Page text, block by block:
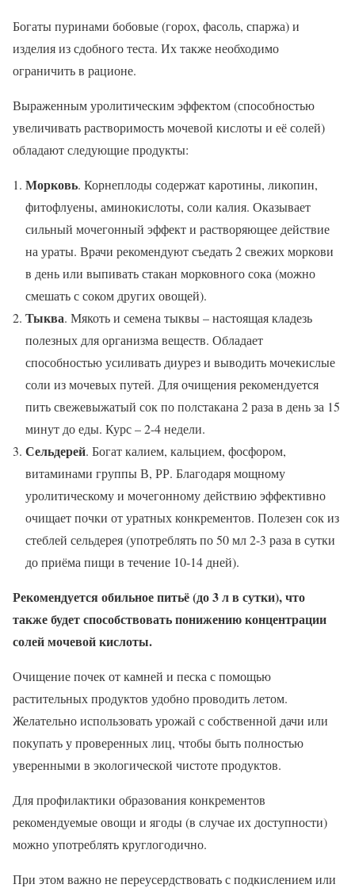
Богаты пуринами бобовые (горох, фасоль, спаржа) и
изделия из сдобного теста. Их также необходимо
ограничить в рационе.
Выраженным уролитическим эффектом (способностью
увеличивать растворимость мочевой кислоты и её солей)
обладают следующие продукты:
Морковь. Корнеплоды содержат каротины, ликопин,
фитофлуены, аминокислоты, соли калия. Оказывает
сильный мочегонный эффект и растворяющее действие
на ураты. Врачи рекомендуют съедать 2 свежих моркови
в день или выпивать стакан морковного сока (можно
смешать с соком других овощей).
Тыква. Мякоть и семена тыквы – настоящая кладезь
полезных для организма веществ. Обладает
способностью усиливать диурез и выводить мочекислые
соли из мочевых путей. Для очищения рекомендуется
пить свежевыжатый сок по полстакана 2 раза в день за 15
минут до еды. Курс – 2-4 недели.
Сельдерей. Богат калием, кальцием, фосфором,
витаминами группы В, РР. Благодаря мощному
уролитическому и мочегонному действию эффективно
очищает почки от уратных конкрементов. Полезен сок из
стеблей сельдерея (употреблять по 50 мл 2-3 раза в сутки
до приёма пищи в течение 10-14 дней).
Рекомендуется обильное питьё (до 3 л в сутки), что
также будет способствовать понижению концентрации
солей мочевой кислоты.
Очищение почек от камней и песка с помощью
растительных продуктов удобно проводить летом.
Желательно использовать урожай с собственной дачи или
покупать у проверенных лиц, чтобы быть полностью
уверенными в экологической чистоте продуктов.
Для профилактики образования конкрементов
рекомендуемые овощи и ягоды (в случае их доступности)
можно употреблять круглогодично.
При этом важно не переусердствовать с подкислением или